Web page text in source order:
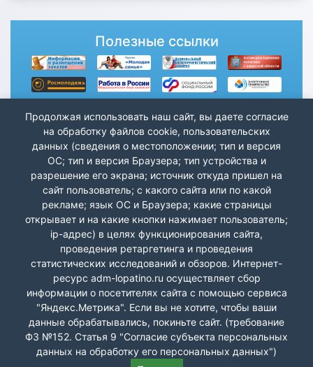
Полезные ссылки
Лопатино СП Волжский р-н © 2026 г.
Продолжая использовать наш сайт, вы даете согласие
на обработку файлов cookie, пользовательских
данных (сведения о местоположении; тип и версия
ОС; тип и версия Браузера; тип устройства и
разрешение его экрана; источник откуда пришел на
сайт пользователь; с какого сайта или по какой
рекламе; язык ОС и Браузера; какие страницы
открывает и на какие кнопки нажимает пользователь;
ip-адрес) в целях функционирования сайта,
проведения ретаргетинга и проведения
статистических исследований и обзоров. Интернет-
ресурс adm-lopatino.ru осуществляет сбор
информации о посетителях сайта с помощью сервиса
"Яндекс.Метрика". Если вы не хотите, чтобы ваши
данные обрабатывались, покиньте сайт. (требование
ФЗ №152. Статья 9 "Согласие субъекта персональных
данных на обработку его персональных данных")